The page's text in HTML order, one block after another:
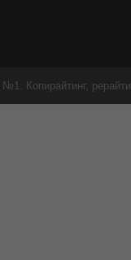
Копирайтинг,